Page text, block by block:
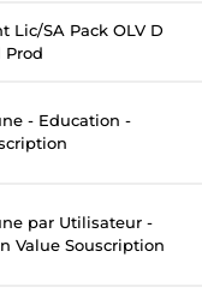
Lic/SA Pack OLV D
Prod
- Education -
par Utilisateur -
Value Souscription